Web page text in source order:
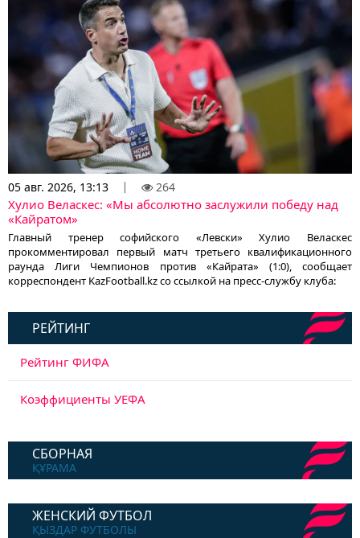
05 авг. 2026, 13:13 264
Хулио Веласкес: «Мы абсолютно заслужили победу над
«Кайратом»
Главный тренер софийского «Левски» Хулио Веласкес
прокомментировал первый матч третьего квалификационного
раунда Лиги Чемпионов против «Кайрата» (1:0), сообщает
корреспондент KazFootball.kz со ссылкой на пресс-службу клуба:
РЕЙТИНГ
Рейтинг ФИФА
Коэффициенты УЕФА
СБОРНАЯ
ҚҰРАМА
ЖЕНСКИЙ ФУТБОЛ
ҚЫЗДАР ФУТБОЛЫ